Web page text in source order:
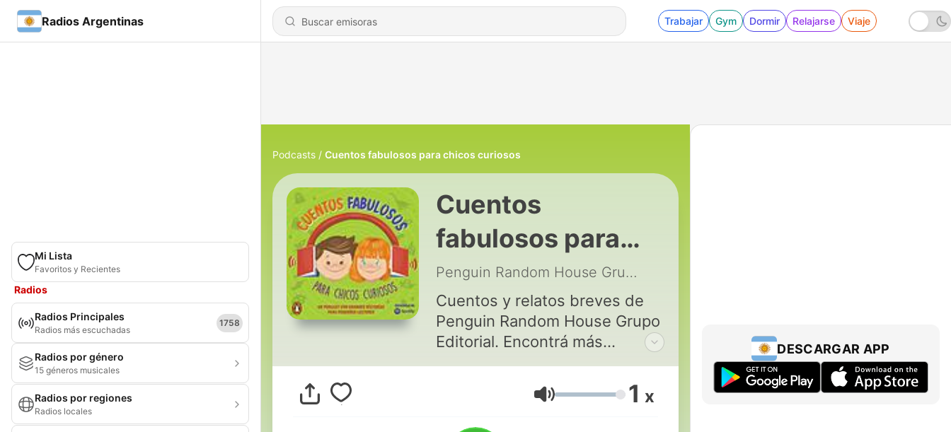
Radios Argentinas Trabajar Gym Dormir Relajarse Viaje
Mi Lista
Favoritos y Recientes
Radios
Radios Principales
Radios más escuchadas
1758
Radios por género
15 géneros musicales
Radios por regiones
Radios locales
Podcasts Cuentos fabulosos para chicos curiosos
Cuentos
fabulosos para
chicos curiososPenguin Random House Grupo Editorial
Cuentos y relatos breves de
Penguin Random House Grupo
Editorial. Encontrá más
historias en
https://leer.com.ar/3J6vUVM
Volumen 1 x
DESCARGAR APP